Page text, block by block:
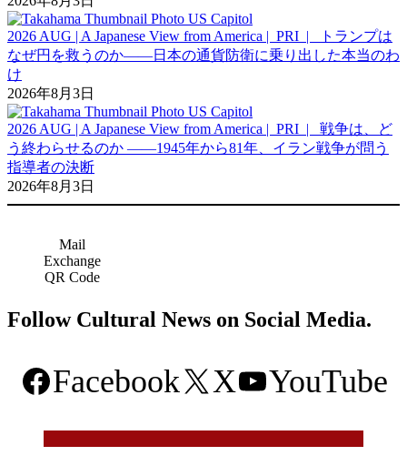
2026 AUG | A Japanese View from America | PRI | トランプは
なぜ円を救うのか――日本の通貨防衛に乗り出した本当のわ
け
2026年8月3日
2026 AUG | A Japanese View from America | PRI | 戦争は、ど
う終わらせるのか ――1945年から81年、イラン戦争が問う
指導者の決断
2026年8月3日
Mail
Exchange
QR Code
Follow Cultural News on Social Media.
Facebook X YouTube